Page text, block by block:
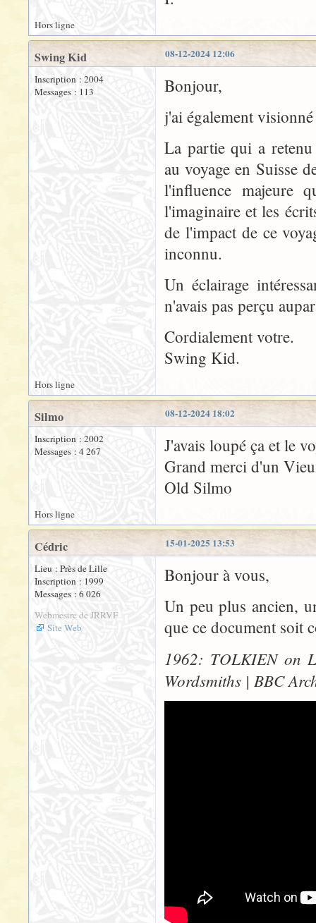
Hors ligne
08-12-2024 12:06
Swing Kid
Inscription : 2004
Messages : 113
Bonjour,
j'ai également
La partie qui a
au voyage en Suisse
l'influence majeure
l'imaginaire et les
de l'impact de ce
inconnu.
Un éclairage
n'avais pas perçu
Cordialement votre.
Swing Kid.
Hors ligne
08-12-2024 18:02
Silmo
Inscription : 2002
Messages : 4 267
J'avais loupé ça et le
Grand merci d'un
Old Silmo
Hors ligne
15-01-2025 13:53
Cédric
Lieu : Près de Lille
Inscription : 1999
Messages : 6 026
Webmestre de JRRVF
Site Web
Bonjour à vous,
Un peu plus ancien,
que ce document soit
1962: TOLKIEN on
Wordsmiths | BBC